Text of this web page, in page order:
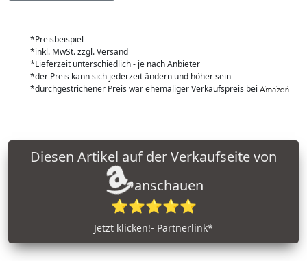
*Preisbeispiel
*inkl. MwSt. zzgl. Versand
*Lieferzeit unterschiedlich - je nach Anbieter
*der Preis kann sich jederzeit ändern und höher sein
*durchgestrichener Preis war ehemaliger Verkaufspreis bei
anschauen
⭐⭐⭐⭐⭐
Jetzt klicken!- Partnerlink*